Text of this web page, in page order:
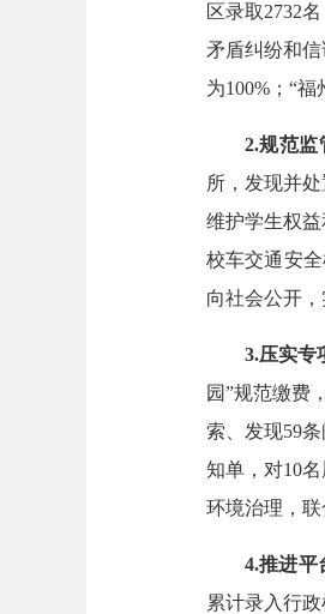
区录取2732
矛盾纠纷和
为100%；“
2.规范监
所，发现并
维护学生权
校车交通安
向社会公开
3.压实专
园”规范缴费
索、发现59
知单，对10
环境治理，
4.推进平
累计录入行